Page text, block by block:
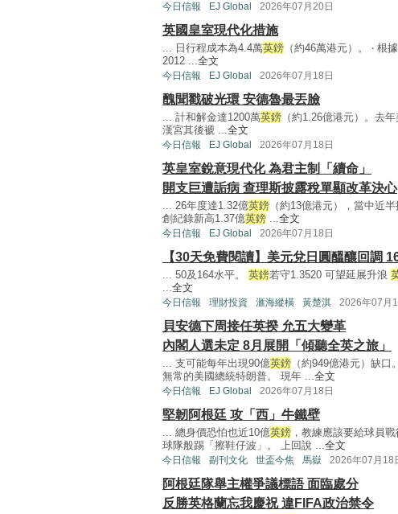
今日信報 EJ Global 2026年07月20日
英國皇室現代化措施
... 日行程成本為4.4萬英鎊 （約46萬港元）。 ‧ 根
2012 ...全文
今日信報 EJ Global 2026年07月18日
醜聞戳破光環 安德魯最丟臉
... 計和解金達1200萬英鎊 （約1.26億港元）。去
漢宮其後褫 ...全文
今日信報 EJ Global 2026年07月18日
英皇室銳意現代化 為君主制「續命」
開支巨遭詬病 查理斯披露稅單顯改革決心
... 26年度達1.32億英鎊 （約13億港元），當中近
創紀錄新高1.37億英鎊 ...全文
今日信報 EJ Global 2026年07月18日
【30天免費閱讀】美元兌日圓醞釀回調
... 50及164水平。 英鎊若守1.3520 可望延展升浪
...全文
今日信報 理財投資 滙海縱橫 黃楚淇 2026年07月
貝安德下周接任英揆 允五大變革
內閣人選未定 8月展開「傾聽全英之旅」
... 支可能每年出現90億英鎊 （約949億港元）缺
無常的美國總統特朗普。 現年 ...全文
今日信報 EJ Global 2026年07月18日
堅韌阿根廷 攻「西」牛鐵壁
... 總身價恐怕也近10億英鎊 ，教練應該要給球員
球隊般踢「擦鞋仔波」。 上回說 ...全文
今日信報 副刊文化 世盃今焦 馬嶽 2026年07月18
阿根廷隊舉主權爭議標語 面臨處分
反勝英格蘭忘我慶祝 違FIFA政治禁令